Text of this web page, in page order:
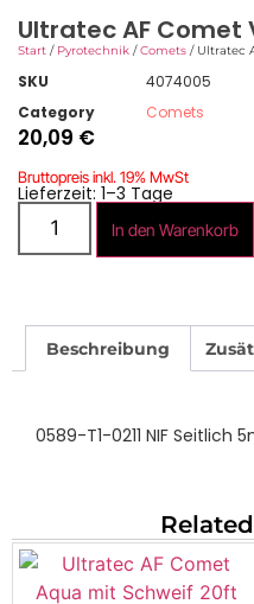
Ultratec AF
Start / Pyrotechnik /Comets / Ultratec
SKU
4074005
Category
Comets
20,09 €
Bruttopreis inkl. 19% MwSt
Lieferzeit: 1–3 Tage
In den Warenkorb
Beschreibung
0589-T1-0211 NIF Seitlich